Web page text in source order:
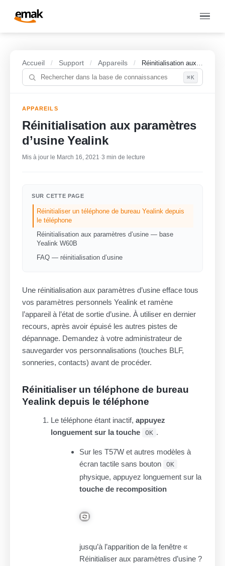
Accueil / Support / Appareils / Réinitialisation aux paramètres d’usine Yealink
⌘K
APPAREILS
Réinitialisation aux paramètres
d’usine Yealink
Mis à jour le March 16, 2021·3 min de lecture
SUR CETTE PAGE
Réinitialiser un téléphone de bureau Yealink depuis
le téléphone
Réinitialisation aux paramètres d’usine — base
Yealink W60B
FAQ — réinitialisation d’usine
Une réinitialisation aux paramètres d’usine efface tous
vos paramètres personnels Yealink et ramène
l’appareil à l’état de sortie d’usine. À utiliser en dernier
recours, après avoir épuisé les autres pistes de
dépannage. Demandez à votre administrateur de
sauvegarder vos personnalisations (touches BLF,
sonneries, contacts) avant de procéder.
Réinitialiser un téléphone de bureau
Yealink depuis le téléphone
Le téléphone étant inactif, appuyez
longuement sur la touche
OK .
Sur les T57W et autres modèles à
écran tactile sans bouton
OK
physique, appuyez longuement sur la
touche de recomposition
jusqu’à l’apparition de la fenêtre «
Réinitialiser aux paramètres d’usine ?